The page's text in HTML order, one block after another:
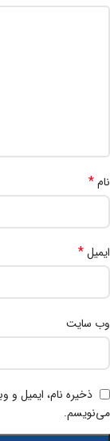
نام*
ایمیل*
وب‌ سایت
ذخیره نام، ایمیل و
می‌نویسم.